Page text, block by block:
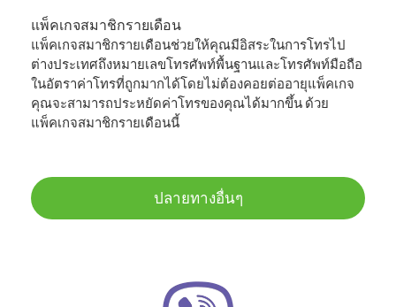
แพ็คเกจสมาชิกรายเดือน
แพ็คเกจสมาชิกรายเดือนช่วยให้คุณมีอิสระในการโทรไป
ต่างประเทศถึงหมายเลขโทรศัพท์พื้นฐานและโทรศัพท์มือถือ
ในอัตราค่าโทรที่ถูกมากได้โดยไม่ต้องคอยต่ออายุแพ็คเกจ
คุณจะสามารถประหยัดค่าโทรของคุณได้มากขึ้น ด้วย
แพ็คเกจสมาชิกรายเดือนนี้
ปลายทางอื่นๆ